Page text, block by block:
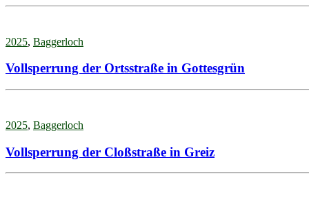
2025, Baggerloch
Vollsperrung der Ortsstraße in Gottesgrün
2025, Baggerloch
Vollsperrung der Cloßstraße in Greiz